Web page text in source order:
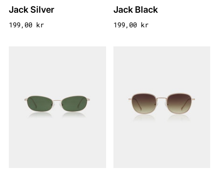
Jack Silver
199,00 kr
Jack Black
199,00 kr